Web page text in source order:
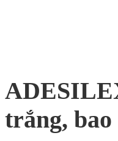
trắng, bao